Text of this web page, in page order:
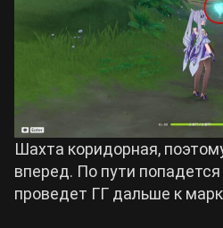
Шахта коридорная,
вперед. По пути попадется
проведет ГГ дальше к